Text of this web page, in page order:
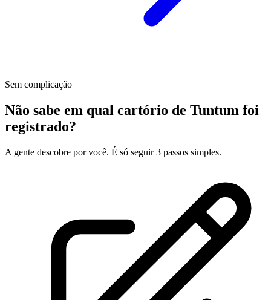
Sem complicação
Não sabe em qual cartório de Tuntum foi
registrado?
A gente descobre por você. É só seguir 3 passos simples.